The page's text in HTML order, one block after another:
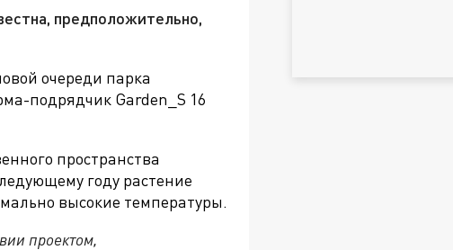
предположительно,
очереди парка
подрядчик Garden_S 16
пространства
году растение
высокие температуры.
проектом,